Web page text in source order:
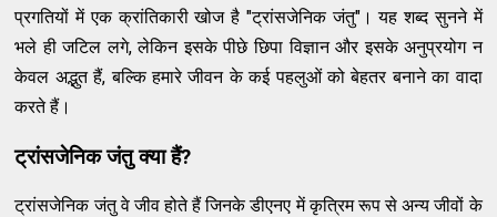
प्रगतियों में एक क्रांतिकारी खोज है "ट्रांसजेनिक जंतु"। यह शब्द सुनने में
भले ही जटिल लगे, लेकिन इसके पीछे छिपा विज्ञान और इसके अनुप्रयोग न
केवल अद्भुत हैं, बल्कि हमारे जीवन के कई पहलुओं को बेहतर बनाने का वादा
करते हैं।
ट्रांसजेनिक जंतु क्या हैं?
ट्रांसजेनिक जंतु वे जीव होते हैं जिनके डीएनए में कृत्रिम रूप से अन्य जीवों के